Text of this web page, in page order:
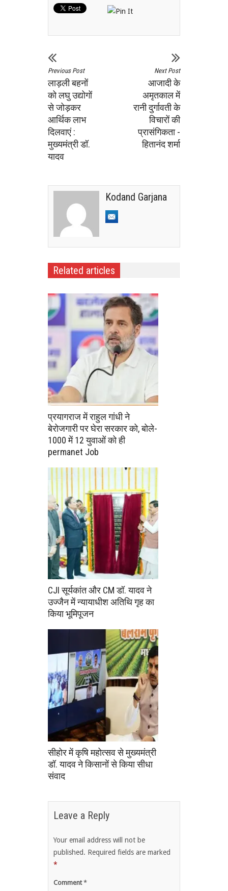
Previous Post
लाड़ली बहनों
को लघु उद्योगों
से जोड़कर
आर्थिक लाभ
दिलवाएं :
मुख्यमंत्री डॉ.
यादव
Next Post
आजादी के
अमृतकाल में
रानी दुर्गावती के
विचारों की
प्रासंगिकता -
हितानंद शर्मा
Kodand Garjana
Related articles
प्रयागराज में राहुल गांधी ने
बेरोजगारी पर घेरा सरकार को, बोले-
1000 में 12 युवाओं को ही
permanet Job
CJI सूर्यकांत और CM डॉ. यादव ने
उज्जैन में न्यायाधीश अतिथि गृह का
किया भूमिपूजन
सीहोर में कृषि महोत्सव से मुख्यमंत्री
डॉ. यादव ने किसानों से किया सीधा
संवाद
Leave a Reply
Your email address will not be
published. Required fields are marked
*
Comment*